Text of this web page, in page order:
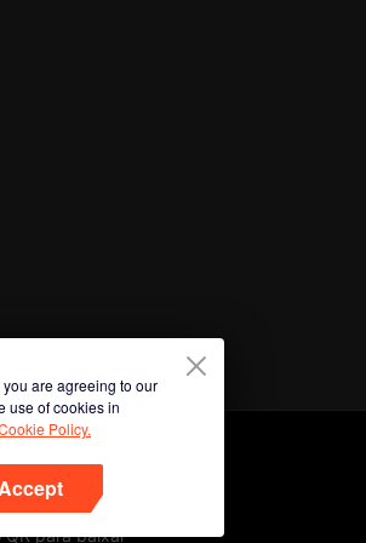
are agreeing to our
use of cookies in
Policy.
para baixar